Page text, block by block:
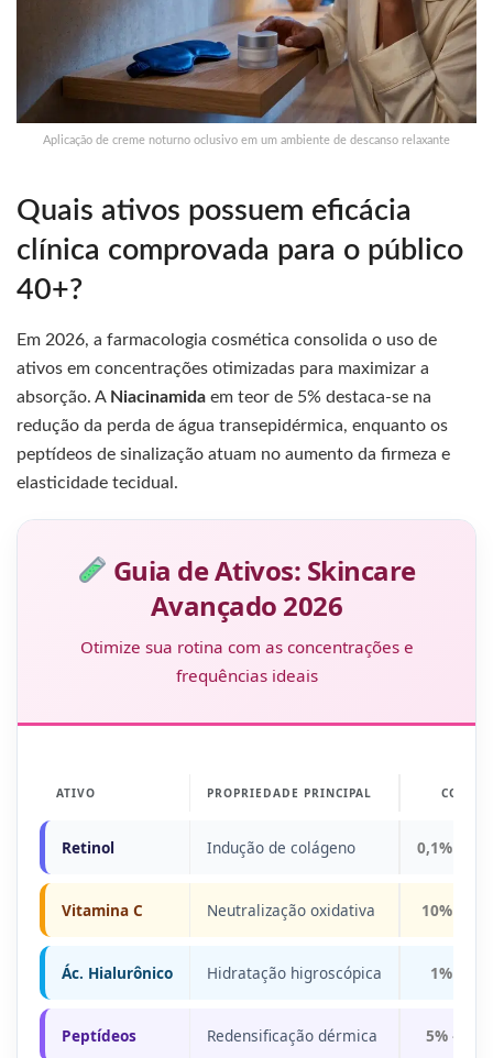
Aplicação de creme noturno oclusivo em um ambiente de descanso relaxante
Quais ativos possuem eficácia
clínica comprovada para o público
40+?
Em 2026, a farmacologia cosmética consolida o uso de
ativos em concentrações otimizadas para maximizar a
absorção. A Niacinamida em teor de 5% destaca-se na
redução da perda de água transepidérmica, enquanto os
peptídeos de sinalização atuam no aumento da firmeza e
elasticidade tecidual.
Guia de Ativos: Skincare
Avançado 2026
Otimize sua rotina com as concentrações e
frequências ideais
ATIVO PROPRIEDADE PRINCIPAL CONC.
Retinol Indução de colágeno 0,1% –
Vitamina C Neutralização oxidativa 10% –
Ác. Hialurônico Hidratação higroscópica 1% – 2%
Peptídeos Redensificação dérmica 5% –